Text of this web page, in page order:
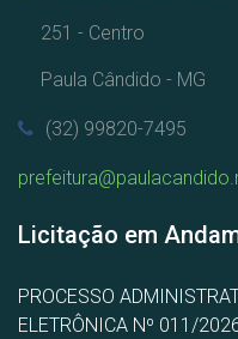
251 - Centro
Paula Cândido - MG
(32) 99820-7495
Licitação em
PROCESSO
ELETRÔNICA Nº 011/